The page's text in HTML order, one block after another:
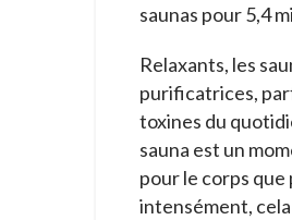
saunas pour 5,4
Relaxants, les
purificatrices,
toxines du
sauna est un
pour le corps que
intensément,